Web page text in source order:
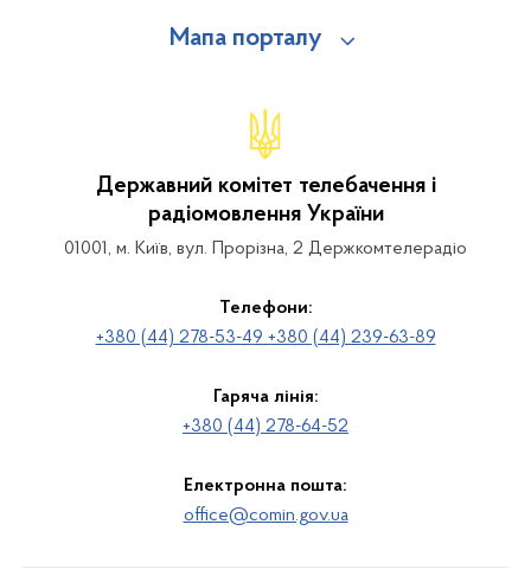
Мапа порталу
Державний комітет телебачення і
радіомовлення України
01001, м. Київ, вул. Прорізна, 2 Держкомтелерадіо
Телефони:
+380 (44) 278-53-49 +380 (44) 239-63-89
Гаряча лінія:
+380 (44) 278-64-52
Електронна пошта:
office@comin.gov.ua